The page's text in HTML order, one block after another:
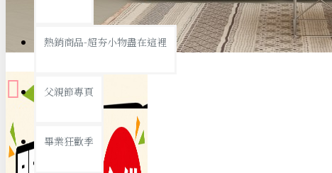
銅板精選
熱銷商品-超夯小物盡在這裡
父親節專頁
畢業狂歡季